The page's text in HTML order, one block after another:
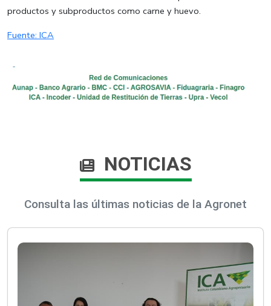
productos y subproductos como carne y huevo.
Fuente: ICA​
NOTICIAS
Consulta las últimas noticias de la Agronet